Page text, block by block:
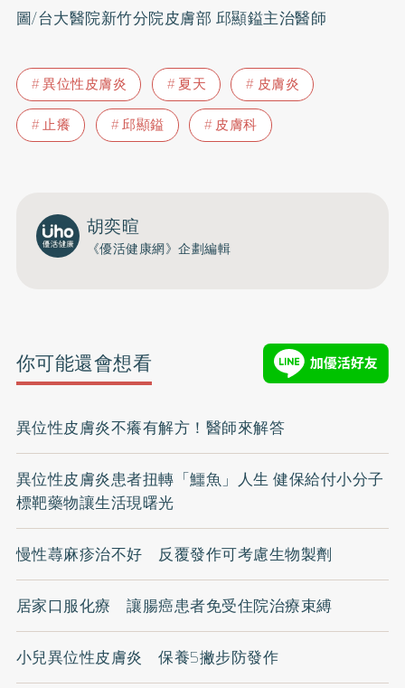
圖/台大醫院新竹分院皮膚部 邱顯鎰主治醫師
異位性皮膚炎 夏天
皮膚炎
止癢
邱顯鎰 皮膚科
胡奕暄
《優活健康網》企劃編輯
你可能還會想看
異位性皮膚炎不癢有解方！醫師來解答
異位性皮膚炎患者扭轉「鱷魚」人生 健保給付小分子
標靶藥物讓生活現曙光
慢性蕁麻疹治不好 反覆發作可考慮生物製劑
居家口服化療 讓腸癌患者免受住院治療束縛
小兒異位性皮膚炎 保養5撇步防發作